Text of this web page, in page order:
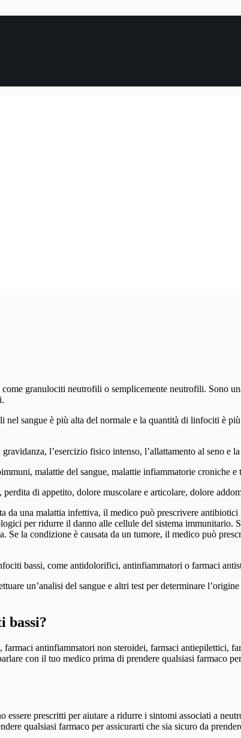
granulociti neutrofili o semplicemente neutrofili. Sono
sangue è più alta del normale e la quantità di linfociti è
l’esercizio fisico intenso, l’allattamento al seno e la
malattie del sangue, malattie infiammatorie croniche e
di appetito, dolore muscolare e articolare, dolore
una malattia infettiva, il medico può prescrivere
per ridurre il danno alle cellule del sistema immunitario.
la condizione è causata da un tumore, il medico può
bassi, come antidolorifici, antinfiammatori o farmaci
un’analisi del sangue e altri test per determinare
bassi?
antinfiammatori non steroidei, farmaci antiepilettici,
con il tuo medico prima di prendere qualsiasi farmaco
prescritti per aiutare a ridurre i sintomi associati a
qualsiasi farmaco per assicurarti che sia sicuro da